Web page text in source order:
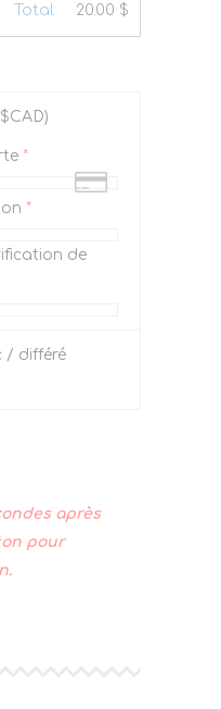
Total 20.00 $
*
*
de
/ différé
après
pour